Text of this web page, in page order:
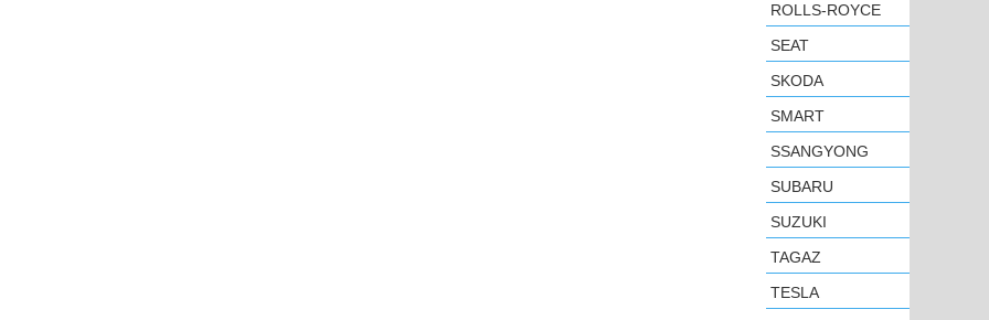
ROLLS-ROYCE
SEAT
SKODA
SMART
SSANGYONG
SUBARU
SUZUKI
TAGAZ
TESLA